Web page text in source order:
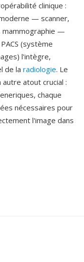
clinique :
— scanner,
mammographie —
(système
l'intègre,
de la radiologie. Le
atout crucial :
chaque
nécessaires pour
l'image dans